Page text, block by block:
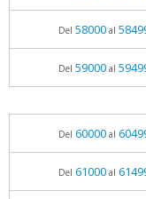
Del 58000al
Del 59000al
Del 60000al
Del 61000al